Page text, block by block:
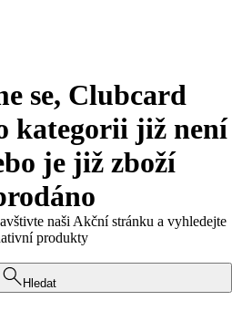
se, Clubcard
kategorii již není
je již zboží
naši Akční stránku a vyhledejte
produkty
Hledat